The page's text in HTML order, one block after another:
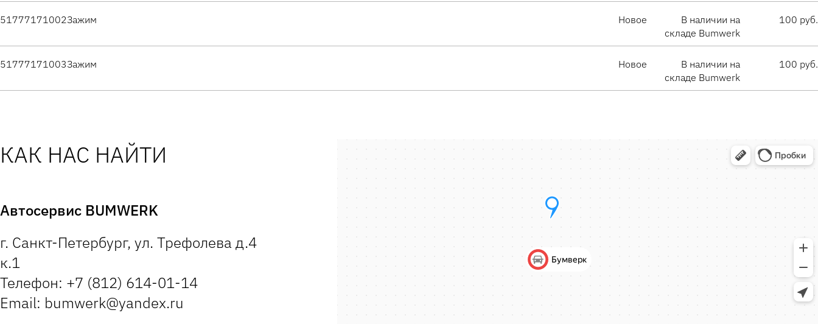
51777171002Зажим Новое
В наличии на
складе Bumwerk
100 руб.
51777171003Зажим Новое
В наличии на
складе Bumwerk
100 руб.
КАК НАС НАЙТИ
Автосервис BUMWERK
г. Санкт-Петербург, ул. Трефолева д.4
к.1
Телефон: +7 (812) 614-01-14
Email: bumwerk@yandex.ru